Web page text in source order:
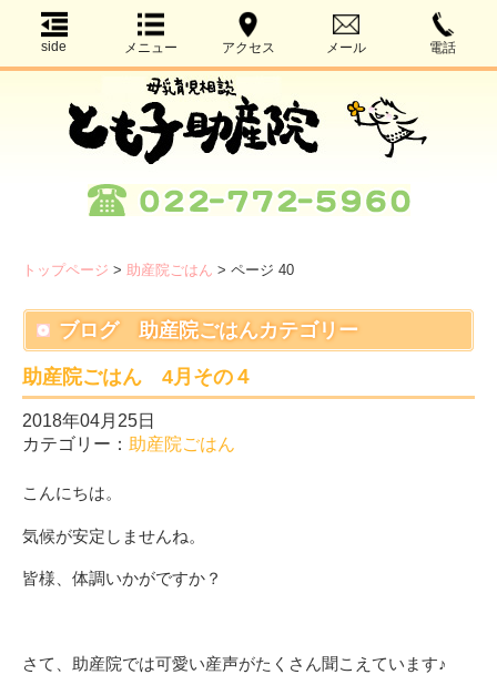
side メニュー アクセス メール 電話
トップページ > 助産院ごはん > ページ 40
ブログ 助産院ごはんカテゴリー
助産院ごはん 4月その４
2018年04月25日
カテゴリー： 助産院ごはん
こんにちは。
気候が安定しませんね。
皆様、体調いかがですか？
さて、助産院では可愛い産声がたくさん聞こえています♪